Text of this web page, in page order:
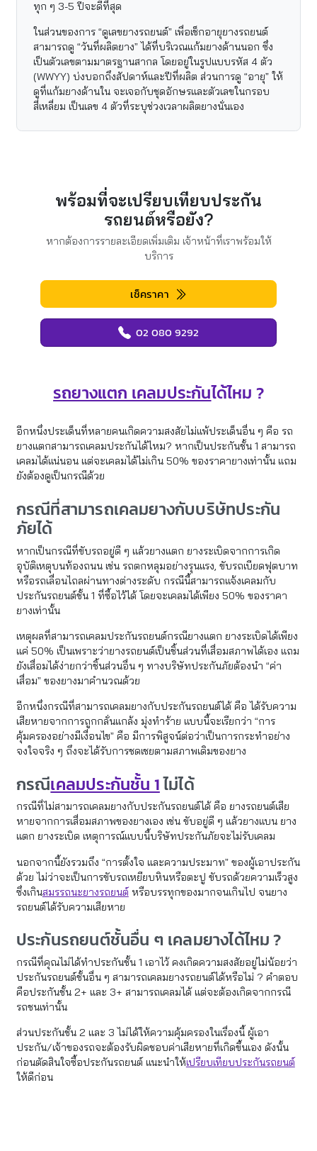
ทุก ๆ 3-5 ปีจะดีที่สุด
ในส่วนของการ “ดูเลขยางรถยนต์” เพื่อเช็กอายุยางรถยนต์
สามารถดู “วันที่ผลิตยาง” ได้ที่บริเวณแก้มยางด้านนอก ซึ่ง
เป็นตัวเลขตามมาตรฐานสากล โดยอยู่ในรูปแบบรหัส 4 ตัว
(WWYY) บ่งบอกถึงสัปดาห์และปีที่ผลิต ส่วนการดู “อายุ” ให้
ดูที่แก้มยางด้านใน จะเจอกับชุดอักษรและตัวเลขในกรอบ
สี่เหลี่ยม เป็นเลข 4 ตัวที่ระบุช่วงเวลาผลิตยางนั่นเอง
พร้อมที่จะเปรียบเทียบประกัน
รถยนต์หรือยัง?
หากต้องการรายละเอียดเพิ่มเติม เจ้าหน้าที่เราพร้อมให้
บริการ
เช็คราคา
02 080 9292
รถยางแตก เคลมประกันได้ไหม ?
อีกหนึ่งประเด็นที่หลายคนเกิดความสงสัยไม่แพ้ประเด็นอื่น ๆ คือ รถ
ยางแตกสามารถเคลมประกันได้ไหม? หากเป็นประกันชั้น 1 สามารถ
เคลมได้แน่นอน แต่จะเคลมได้ไม่เกิน 50% ของราคายางเท่านั้น แถม
ยังต้องดูเป็นกรณีด้วย
กรณีที่สามารถเคลมยางกับบริษัทประกัน
ภัยได้
หากเป็นกรณีที่ขับรถอยู่ดี ๆ แล้วยางแตก ยางระเบิดจากการเกิด
อุบัติเหตุบนท้องถนน เช่น รถตกหลุมอย่างรุนแรง, ขับรถเบียดฟุตบาท
หรือรถเลื่อนไถลผ่านทางต่างระดับ กรณีนี้สามารถแจ้งเคลมกับ
ประกันรถยนต์ชั้น 1 ที่ซื้อไว้ได้ โดยจะเคลมได้เพียง 50% ของราคา
ยางเท่านั้น
เหตุผลที่สามารถเคลมประกันรถยนต์กรณียางแตก ยางระเบิดได้เพียง
แค่ 50% เป็นเพราะว่ายางรถยนต์เป็นชิ้นส่วนที่เสื่อมสภาพได้เอง แถม
ยังเสื่อมได้ง่ายกว่าชิ้นส่วนอื่น ๆ ทางบริษัทประกันภัยต้องนำ “ค่า
เสื่อม” ของยางมาคำนวณด้วย
อีกหนึ่งกรณีที่สามารถเคลมยางกับประกันรถยนต์ได้ คือ ได้รับความ
เสียหายจากการถูกกลั่นแกล้ง มุ่งทำร้าย แบบนี้จะเรียกว่า “การ
คุ้มครองอย่างมีเงื่อนไข” คือ มีการพิสูจน์ต่อว่าเป็นการกระทำอย่าง
จงใจจริง ๆ ถึงจะได้รับการชดเชยตามสภาพเดิมของยาง
กรณีเคลมประกันชั้น 1ไม่ได้
กรณีที่ไม่สามารถเคลมยางกับประกันรถยนต์ได้ คือ ยางรถยนต์เสีย
หายจากการเสื่อมสภาพของยางเอง เช่น ขับอยู่ดี ๆ แล้วยางแบน ยาง
แตก ยางระเบิด เหตุการณ์แบบนี้บริษัทประกันภัยจะไม่รับเคลม
นอกจากนี้ยังรวมถึง “การตั้งใจ และความประมาท” ของผู้เอาประกัน
ด้วย ไม่ว่าจะเป็นการขับรถเหยียบหินหรือตะปู ขับรถด้วยความเร็วสูง
ซึ่งเกินสมรรถนะยางรถยนต์หรือบรรทุกของมากจนเกินไป จนยาง
รถยนต์ได้รับความเสียหาย
ประกันรถยนต์ชั้นอื่น ๆ เคลมยางได้ไหม ?
กรณีที่คุณไม่ได้ทำประกันชั้น 1 เอาไว้ คงเกิดความสงสัยอยู่ไม่น้อยว่า
ประกันรถยนต์ชั้นอื่น ๆ สามารถเคลมยางรถยนต์ได้หรือไม่ ? คำตอบ
คือประกันชั้น 2+ และ 3+ สามารถเคลมได้ แต่จะต้องเกิดจากกรณี
รถชนเท่านั้น
ส่วนประกันชั้น 2 และ 3 ไม่ได้ให้ความคุ้มครองในเรื่องนี้ ผู้เอา
ประกัน/เจ้าของรถจะต้องรับผิดชอบค่าเสียหายที่เกิดขึ้นเอง ดังนั้น
ก่อนตัดสินใจซื้อประกันรถยนต์ แนะนำให้เปรียบเทียบประกันรถยนต์
ให้ดีก่อน